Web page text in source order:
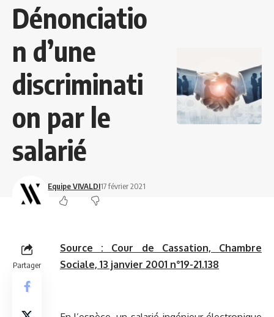
Dénonciatio
n d’une
discriminati
on par le
salarié
Equipe VIVALDI17 février 2021
Partager
Source : Cour de Cassation, Chambre
Sociale, 13 janvier 2001 n°19-21.138